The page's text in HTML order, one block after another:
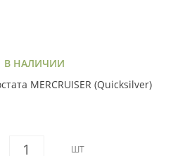
В НАЛИЧИИ
MERCRUISER (Quicksilver)
ШТ